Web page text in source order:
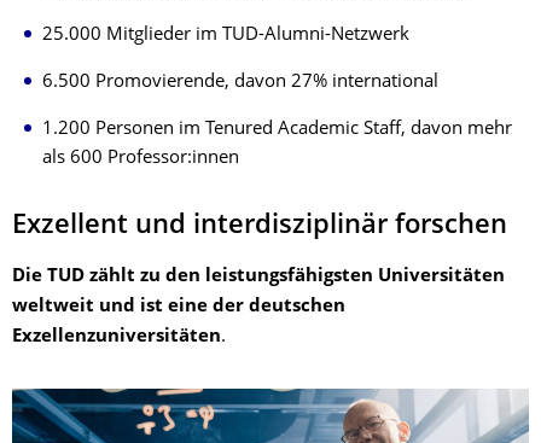
25.000 Mitglieder im TUD-Alumni-Netzwerk
6.500 Promovierende, davon 27% international
1.200 Personen im Tenured Academic Staff, davon mehr
als 600 Professor:innen
Exzellent und interdisziplinär forschen
Die TUD zählt zu den leistungsfähigsten Universitäten
weltweit und ist eine der deutschen
Exzellenzuniversitäten.